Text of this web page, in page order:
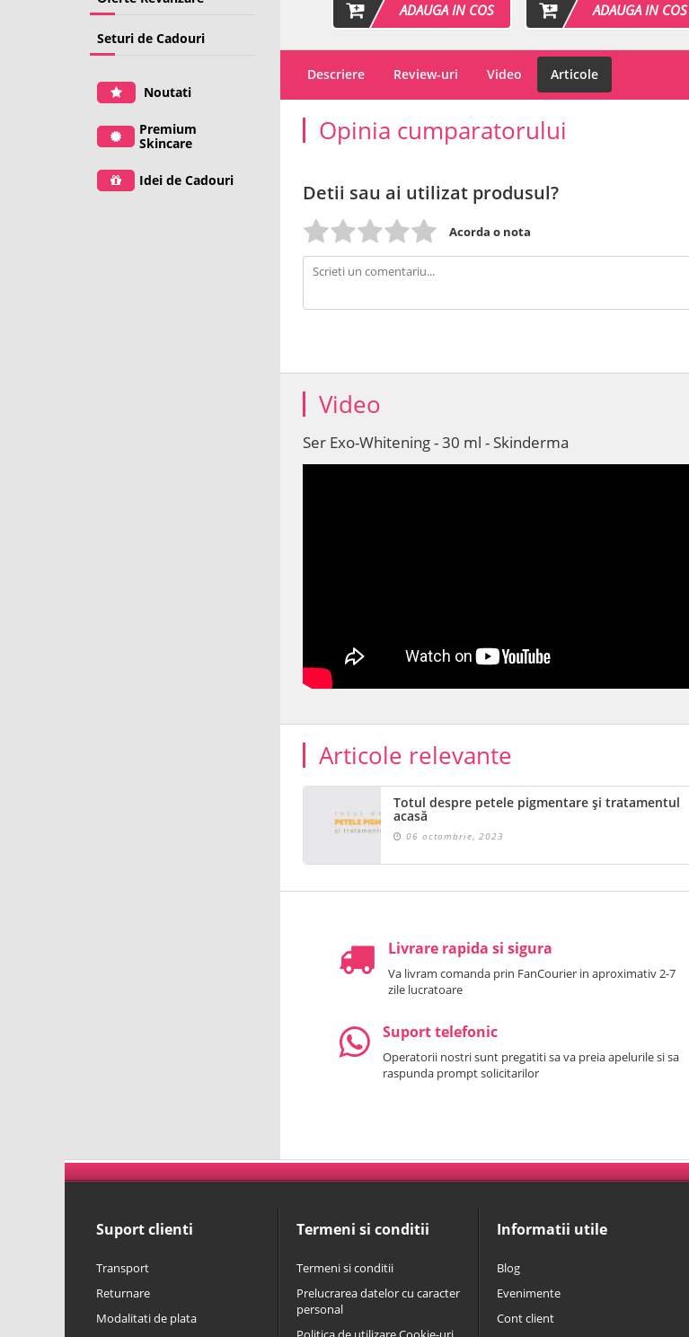
Seturi de Cadouri
Noutati
Premium
Skincare
Idei de Cadouri
ADAUGA IN COS ADAUGA IN COS ADAUGA IN COS
Descriere Review-uri Video Articole
Opinia cumparatorului
Detii sau ai utilizat produsul?
Acorda o nota
Video
Ser Exo-Whitening - 30 ml - Skinderma
Articole relevante
Totul despre petele pigmentare și tratamentul
acasă
06 octombrie, 2023
Livrare rapida si sigura
Va livram comanda prin FanCourier in aproximativ 2-7
zile lucratoare
Suport telefonic
Operatorii nostri sunt pregatiti sa va preia apelurile si sa
raspunda prompt solicitarilor
Suport clienti
Transport
Returnare
Modalitati de plata
Termeni si conditii
Termeni si conditii
Prelucrarea datelor cu caracter
personal
Informatii utile
Blog
Evenimente
Cont client